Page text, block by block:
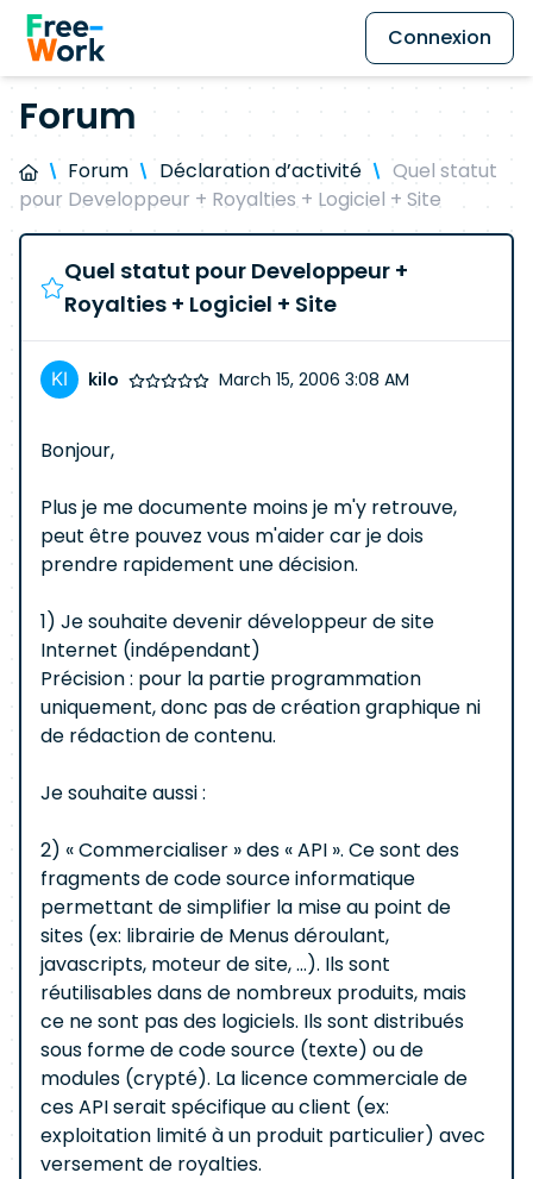
Connexion
Forum
Forum Déclaration d’activité
Quel statut
pour Developpeur + Royalties + Logiciel + Site
Quel statut pour Developpeur +
Royalties + Logiciel + Site
kilo March 15, 2006 3:08 AM
Bonjour,
Plus je me documente moins je m'y retrouve,
peut être pouvez vous m'aider car je dois
prendre rapidement une décision.
1) Je souhaite devenir développeur de site
Internet (indépendant)
Précision : pour la partie programmation
uniquement, donc pas de création graphique ni
de rédaction de contenu.
Je souhaite aussi :
2) « Commercialiser » des « API ». Ce sont des
fragments de code source informatique
permettant de simplifier la mise au point de
sites (ex: librairie de Menus déroulant,
javascripts, moteur de site, ...). Ils sont
réutilisables dans de nombreux produits, mais
ce ne sont pas des logiciels. Ils sont distribués
sous forme de code source (texte) ou de
modules (crypté). La licence commerciale de
ces API serait spécifique au client (ex:
exploitation limité à un produit particulier) avec
versement de royalties.